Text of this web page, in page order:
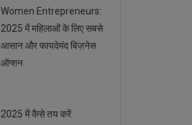
Women Entrepreneurs:
2025 में महिलाओं के लिए सबसे
आसान और फायदेमंद बिज़नेस
ऑप्शन
2025 में कैसे तय करें